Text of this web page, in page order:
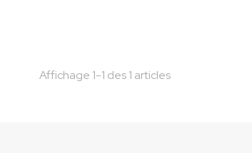
Affichage 1-1 des 1 articles